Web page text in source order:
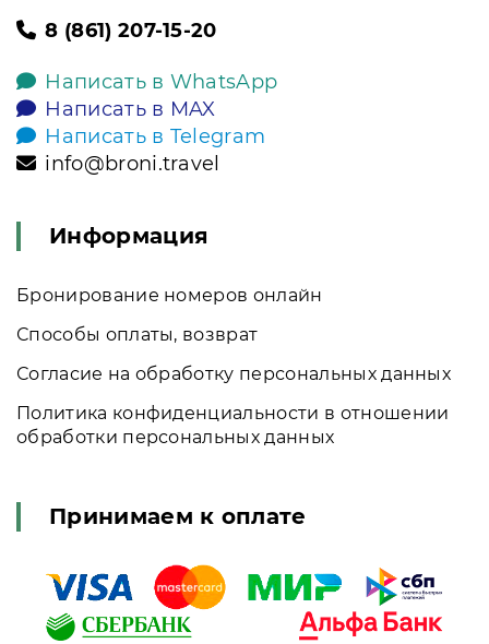
8 (861) 207-15-20
Написать в WhatsApp
Написать в MAX
Написать в Telegram
info@broni.travel
Информация
Бронирование номеров онлайн
Способы оплаты, возврат
Согласие на обработку персональных данных
Политика конфиденциальности в отношении
обработки персональных данных
Принимаем к оплате